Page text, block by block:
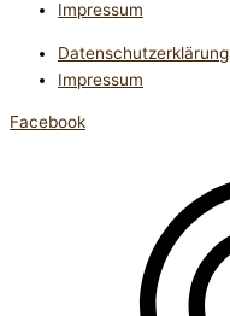
Impressum
Datenschutzerklärung
Impressum
Facebook